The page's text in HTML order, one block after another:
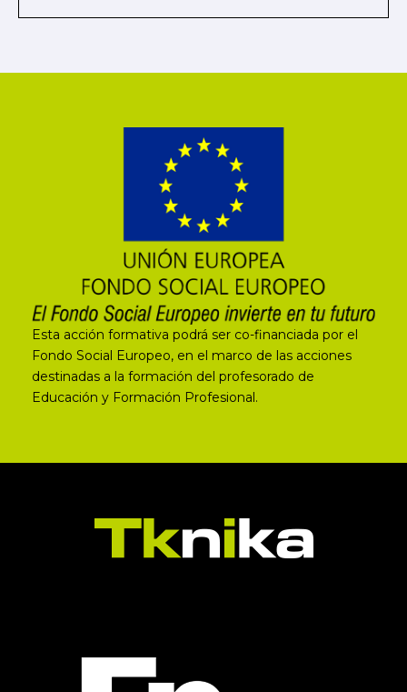
Esta acción formativa podrá ser co-financiada por el
Fondo Social Europeo, en el marco de las acciones
destinadas a la formación del profesorado de
Educación y Formación Profesional.